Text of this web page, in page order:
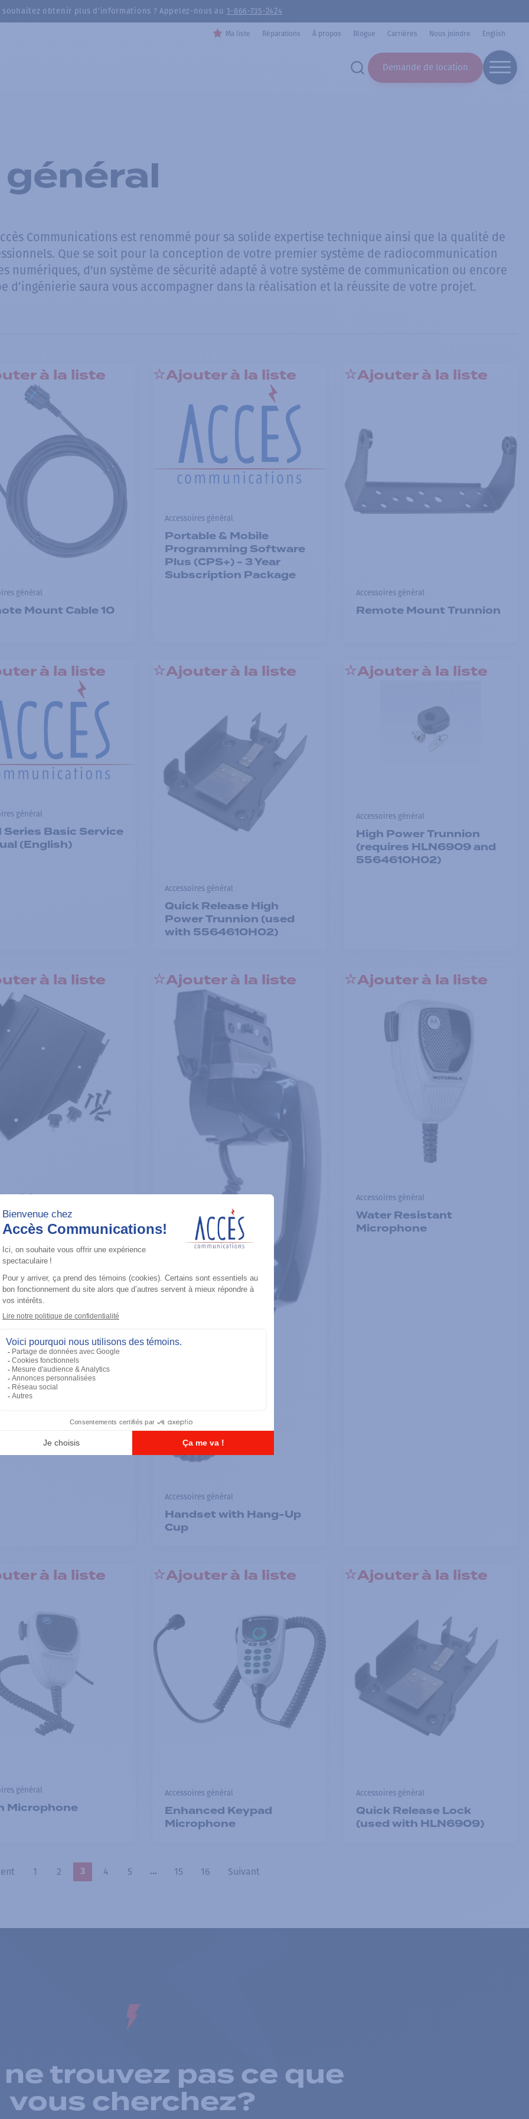
souhaitez obtenir plus d’informations ? Appelez-nous au 1-866-735-2424
Ma liste Réparations À propos Blogue Carrières Nous joindre English
Demande de location
Communications est renommé pour sa solide expertise technique ainsi que la qualité de
Que se soit pour la conception de votre premier système de radiocommunication
numériques, d'un système de sécurité adapté à votre système de communication ou encore
saura vous accompagner dans la réalisation et la réussite de votre projet.
à la liste
général
Mount Cable 10
Ajouter à la liste
Accessoires général
Portable & Mobile
Programming Software
Plus (CPS+) - 3 Year
Subscription Package
Ajouter à la liste
Accessoires général
Remote Mount Trunnion
à la liste
général
Series Basic Service
(English)
Ajouter à la liste
Accessoires général
Quick Release High
Power Trunnion (used
with 5564610H02)
Ajouter à la liste
Accessoires général
High Power Trunnion
(requires HLN6909 and
5564610H02)
à la liste
général
Mounting
(LowBand)
Ajouter à la liste
Accessoires général
Handset with Hang-Up
Cup
Ajouter à la liste
Accessoires général
Water Resistant
Microphone
à la liste
général
Microphone
Ajouter à la liste
Accessoires général
Enhanced Keypad
Microphone
Ajouter à la liste
Accessoires général
Quick Release Lock
(used with HLN6909)
1 2 3 4 5 … 15 16 Suivant
trouvez pas ce que
vous cherchez?